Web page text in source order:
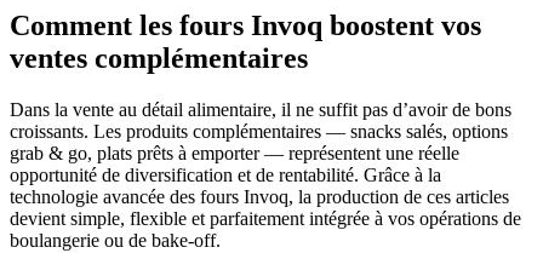
Comment les fours Invoq boostent vos
ventes complémentaires
Dans la vente au détail alimentaire, il ne suffit pas d’avoir de bons
croissants. Les produits complémentaires — snacks salés, options
grab & go, plats prêts à emporter — représentent une réelle
opportunité de diversification et de rentabilité. Grâce à la
technologie avancée des fours Invoq, la production de ces articles
devient simple, flexible et parfaitement intégrée à vos opérations de
boulangerie ou de bake-off.